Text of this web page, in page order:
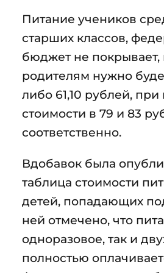
Питание учеников
старших классов,
бюджет не покрывает,
родителям нужно
либо 61,10 рублей,
стоимости в 79 и 83
соответственно.
Вдобавок была
таблица стоимости
детей, попадающих
ней отмечено, что
одноразовое, так и
полностью